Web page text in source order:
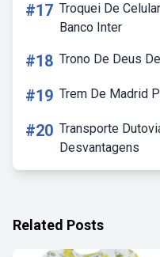
#17 Troquei De
Banco Inter
#18 Trono De Deus
#19 Trem De Madrid
#20 Transporte
Desvantagens
Related Posts